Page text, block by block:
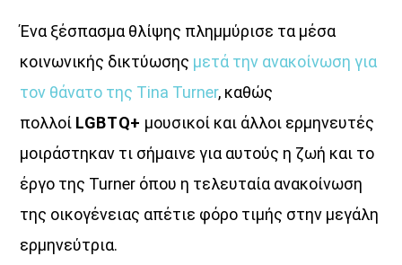
Μια Θάλασσα Τραγούδια
14:00
ΜΟΥΣΙΚΗ
16:00
18:00
Ένα ξέσπασμα θλίψης πλημμύρισε τα μέσα
κοινωνικής δικτύωσης μετά την ανακοίνωση για
τον θάνατο της Tina Turner, καθώς
πολλοί LGBTQ+ μουσικοί και άλλοι ερμηνευτές
μοιράστηκαν τι σήμαινε για αυτούς η ζωή και το
έργο της Turner όπου η τελευταία ανακοίνωση
της οικογένειας απέτιε φόρο τιμής στην μεγάλη
ερμηνεύτρια.